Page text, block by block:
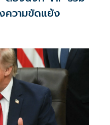
ความขัดแย้ง